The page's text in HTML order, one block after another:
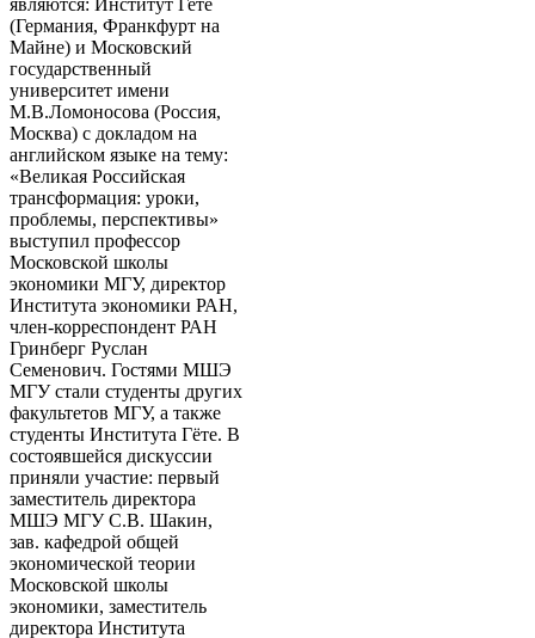
(Германия, Франкфурт на
Майне) и Московский
государственный
университет имени
М.В.Ломоносова (Россия,
Москва) с докладом на
английском языке на тему:
«Великая Российская
трансформация: уроки,
проблемы, перспективы»
выступил профессор
Московской школы
экономики МГУ, директор
Института экономики РАН,
член-корреспондент РАН
Гринберг Руслан
Семенович. Гостями МШЭ
МГУ стали студенты других
факультетов МГУ, а также
студенты Института Гёте. В
состоявшейся дискуссии
приняли участие: первый
заместитель директора
МШЭ МГУ С.В. Шакин,
зав. кафедрой общей
экономической теории
Московской школы
экономики, заместитель
директора Института